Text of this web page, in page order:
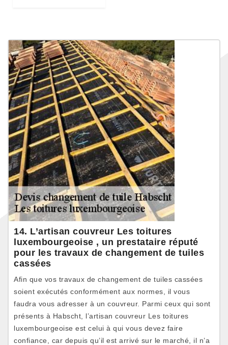
14. L’artisan couvreur Les toitures
luxembourgeoise , un prestataire réputé
pour les travaux de changement de tuiles
cassées
Afin que vos travaux de changement de tuiles cassées
soient exécutés conformément aux normes, il vous
faudra vous adresser à un couvreur. Parmi ceux qui sont
présents à Habscht, l’artisan couvreur Les toitures
luxembourgeoise est celui à qui vous devez faire
confiance, car depuis qu’il est arrivé sur le marché, il n’a